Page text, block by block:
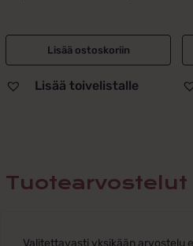
Lisää ostoskoriin
Lisää toivelistalle
Tuotearvostelut
Valitettavasti yksikään arvostelu